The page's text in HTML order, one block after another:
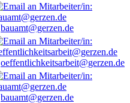
bauamt@gerzen.de
oeffentlichkeitsarbeit@gerzen.de
bauamt@gerzen.de